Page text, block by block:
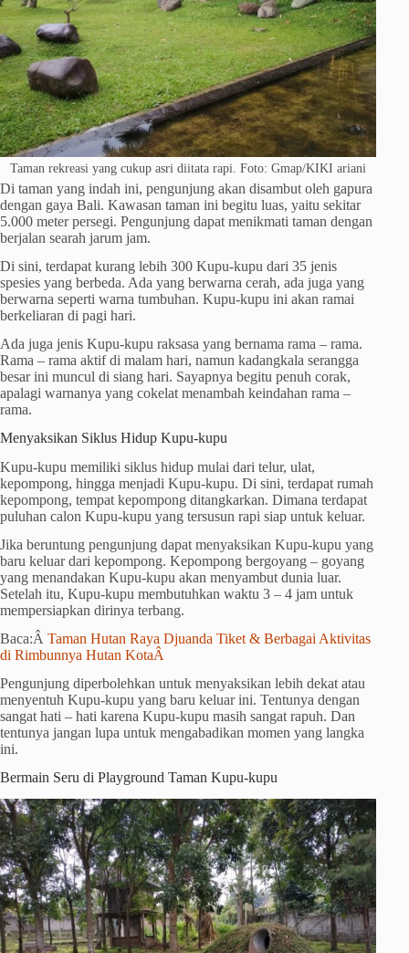
Taman rekreasi yang cukup asri diitata rapi. Foto: Gmap/KIKI ariani
Di taman yang indah ini, pengunjung akan disambut oleh gapura
dengan gaya Bali. Kawasan taman ini begitu luas, yaitu sekitar
5.000 meter persegi. Pengunjung dapat menikmati taman dengan
berjalan searah jarum jam.
Di sini, terdapat kurang lebih 300 Kupu-kupu dari 35 jenis
spesies yang berbeda. Ada yang berwarna cerah, ada juga yang
berwarna seperti warna tumbuhan. Kupu-kupu ini akan ramai
berkeliaran di pagi hari.
Ada juga jenis Kupu-kupu raksasa yang bernama rama – rama.
Rama – rama aktif di malam hari, namun kadangkala serangga
besar ini muncul di siang hari. Sayapnya begitu penuh corak,
apalagi warnanya yang cokelat menambah keindahan rama –
rama.
Menyaksikan Siklus Hidup Kupu-kupu
Kupu-kupu memiliki siklus hidup mulai dari telur, ulat,
kepompong, hingga menjadi Kupu-kupu. Di sini, terdapat rumah
kepompong, tempat kepompong ditangkarkan. Dimana terdapat
puluhan calon Kupu-kupu yang tersusun rapi siap untuk keluar.
Jika beruntung pengunjung dapat menyaksikan Kupu-kupu yang
baru keluar dari kepompong. Kepompong bergoyang – goyang
yang menandakan Kupu-kupu akan menyambut dunia luar.
Setelah itu, Kupu-kupu membutuhkan waktu 3 – 4 jam untuk
mempersiapkan dirinya terbang.
Baca:Â Taman Hutan Raya Djuanda Tiket & Berbagai Aktivitas
di Rimbunnya Hutan KotaÂ
Pengunjung diperbolehkan untuk menyaksikan lebih dekat atau
menyentuh Kupu-kupu yang baru keluar ini. Tentunya dengan
sangat hati – hati karena Kupu-kupu masih sangat rapuh. Dan
tentunya jangan lupa untuk mengabadikan momen yang langka
ini.
Bermain Seru di Playground Taman Kupu-kupu